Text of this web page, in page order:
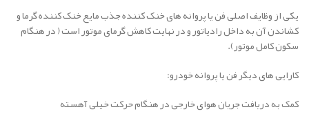
یکی از وظایف اصلی فن یا پروانه های خنک کننده جذب مایع خنک کننده گرما و
کشاندن آن به داخل رادیاتور و در نهایت کاهش گرمای موتور است ( در هنگام
سکون کامل موتور).
کارایی های دیگر فن یا پروانه خودرو:
کمک به دریافت جریان هوای خارجی در هنگام حرکت خیلی آهسته